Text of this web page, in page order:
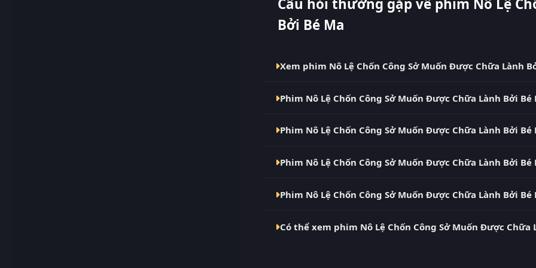
Câu hỏi thường gặp về phim Nô Lệ
Bởi Bé Ma
Xem phim Nô Lệ Chốn Công Sở Muốn Được Chữa Lành
(phimvn2y.com) — không quảng cáo, cập nhật nhanh nhất.
Phim Nô Lệ Chốn Công Sở Muốn Được Chữa Lành Bởi
các tập mới được cập nhật liên tục mỗi 10 phút khi nguồn
Phim Nô Lệ Chốn Công Sở Muốn Được Chữa Lành Bởi
có thể chuyển giữa các bản Phụ Đề và Thuyết Minh ngay
Phim Nô Lệ Chốn Công Sở Muốn Được Chữa Lành Bởi
Phim Nô Lệ Chốn Công Sở Muốn Được Chữa Lành Bởi
Nô Lệ Chốn Công Sở Muốn Được Chữa Lành Bởi Bé Ma
Có thể xem phim Nô Lệ Chốn Công Sở Muốn Được